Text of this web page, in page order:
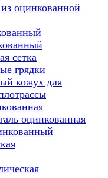
оцинкованной
сетка
грядки
кожух для
оцинкованная